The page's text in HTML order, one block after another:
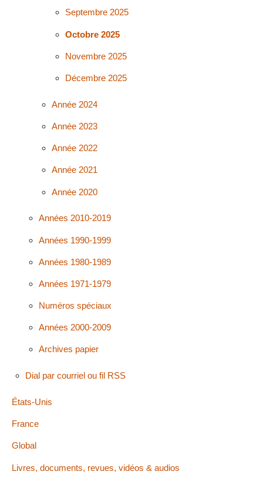
Septembre 2025
Octobre 2025
Novembre 2025
Décembre 2025
Année 2024
Année 2023
Année 2022
Année 2021
Année 2020
Années 2010-2019
Années 1990-1999
Années 1980-1989
Années 1971-1979
Numéros spéciaux
Années 2000-2009
Archives papier
Dial par courriel ou fil RSS
États-Unis
France
Global
Livres, documents, revues, vidéos & audios